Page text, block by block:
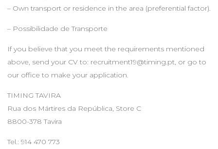
– Own transport or residence in the area (preferential factor).
– Possibilidade de Transporte
If you believe that you meet the requirements mentioned
above, send your CV to: recruitment19@timing.pt, or go to
our office to make your application.
TIMING TAVIRA
Rua dos Mártires da República, Store C
8800-378 Tavira
Tel.: 914 470 773